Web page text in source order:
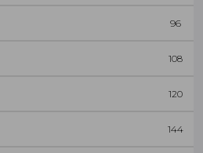
96
108
120
144